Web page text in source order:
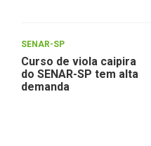
SENAR-SP
Curso de viola caipira
do SENAR-SP tem alta
demanda